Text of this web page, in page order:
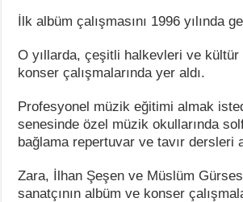
İlk albüm çalışmasını 1996 yılında
O yıllarda, çeşitli halkevleri ve
konser çalışmalarında yer aldı.
Profesyonel müzik eğitimi almak
senesinde özel müzik okullarında
bağlama repertuvar ve tavır dersleri
Zara, İlhan Şeşen ve Müslüm
sanatçının albüm ve konser